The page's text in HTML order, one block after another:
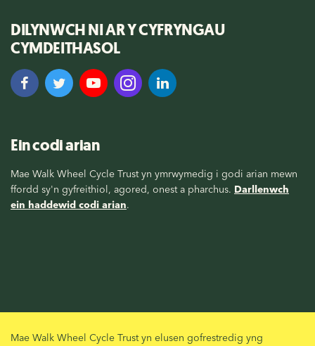
DILYNWCH NI AR Y CYFRYNGAU
CYMDEITHASOL
Ein codi arian
Mae Walk Wheel Cycle Trust yn ymrwymedig i godi arian mewn
ffordd sy'n gyfreithiol, agored, onest a pharchus. Darllenwch
ein haddewid codi arian.
Mae Walk Wheel Cycle Trust yn elusen gofrestredig yng